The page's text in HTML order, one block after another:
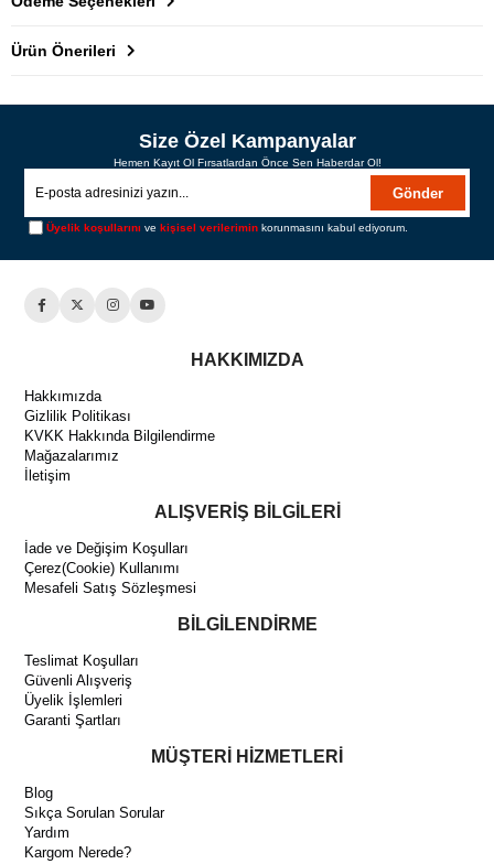
Ürün Önerileri
Size Özel Kampanyalar
Hemen Kayıt Ol Fırsatlardan Önce Sen Haberdar Ol!
Gönder
Üyelik koşullarını vekişisel verilerimin korunmasını kabul ediyorum.
HAKKIMIZDA
Hakkımızda
Gizlilik Politikası
KVKK Hakkında Bilgilendirme
Mağazalarımız
İletişim
ALIŞVERİŞ BİLGİLERİ
İade ve Değişim Koşulları
Çerez(Cookie) Kullanımı
Mesafeli Satış Sözleşmesi
BİLGİLENDİRME
Teslimat Koşulları
Güvenli Alışveriş
Üyelik İşlemleri
Garanti Şartları
MÜŞTERİ HİZMETLERİ
Blog
Sıkça Sorulan Sorular
Yardım
Kargom Nerede?